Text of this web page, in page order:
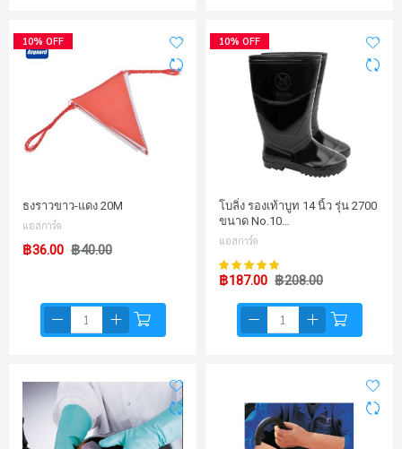
10% OFF
ธงราวขาว-แดง 20M
แอสการ์ด
฿36.00 ฿40.00
10% OFF
โบลิ่ง รองเท้าบูท 14 นิ้ว รุ่น 2700
ขนาด No.10…
แอสการ์ด
คะแนน:
฿187.00 ฿208.00